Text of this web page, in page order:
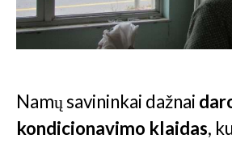
Namų savininkai dažnai
kondicionavimo klaidas,